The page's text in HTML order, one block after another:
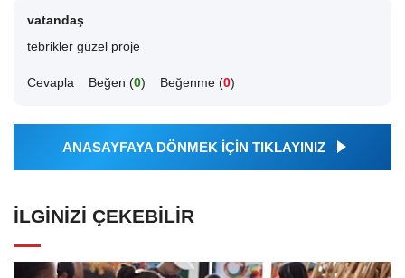
vatandaş
tebrikler güzel proje
Cevapla Beğen (0) Beğenme (0)
ANASAYFAYA DÖNMEK İÇİN TIKLAYINIZ
İLGINIZI ÇEKEBILIR